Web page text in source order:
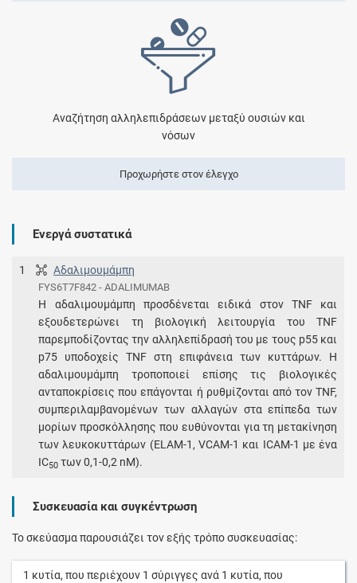
Αναζήτηση αλληλεπιδράσεων μεταξύ ουσιών και
νόσων
Προχωρήστε στον έλεγχο
Ενεργά συστατικά
1 Αδαλιμουμάμπη
FYS6T7F842 - ADALIMUMAB
Η αδαλιμουμάμπη προσδένεται ειδικά στον TNF και
εξουδετερώνει τη βιολογική λειτουργία του TNF
παρεμποδίζοντας την αλληλεπίδρασή του με τους p55 και
p75 υποδοχείς TNF στη επιφάνεια των κυττάρων. Η
αδαλιμουμάμπη τροποποιεί επίσης τις βιολογικές
ανταποκρίσεις που επάγονται ή ρυθμίζονται από τον TNF,
συμπεριλαμβανομένων των αλλαγών στα επίπεδα των
μορίων προσκόλλησης που ευθύνονται για τη μετακίνηση
των λευκοκυττάρων (ELAM-1, VCAM-1 και ICAM-1 με ένα
IC50 των 0,1-0,2 nM).
Συσκευασία και συγκέντρωση
Το σκεύασμα παρουσιάζει τον εξής τρόπο συσκευασίας:
1 κυτία, που περιέχουν 1 σύριγγες ανά 1 κυτία, που